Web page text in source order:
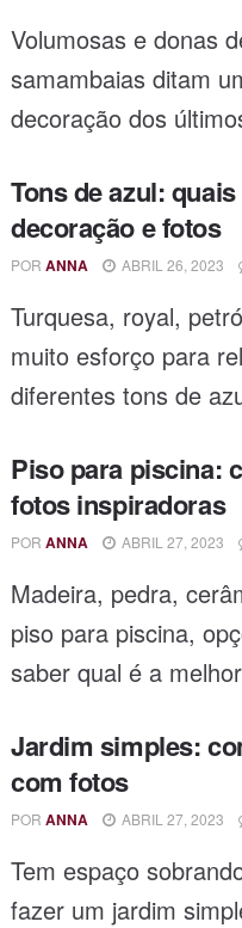
Volumosas e donas
samambaias ditam
decoração dos
Tons de azul:
decoração e fotos
POR ANNA ABRIL 26, 2023
Turquesa, royal,
muito esforço para
diferentes tons de
Piso para piscina:
fotos inspiradoras
POR ANNA ABRIL 27, 2023
Madeira, pedra,
piso para piscina,
saber qual é a
Jardim simples:
com fotos
POR ANNA ABRIL 27, 2023
Tem espaço
fazer um jardim